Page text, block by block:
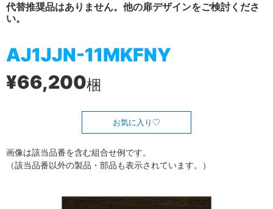
代替推奨品はありません。他の扉デザインをご検討くださ
い。
AJ1JJN-11MKFNY
¥66,200梱
お気に入り
画像は該当品番を含む組合せ例です。
（該当品番以外の製品・部品も表示されています。）